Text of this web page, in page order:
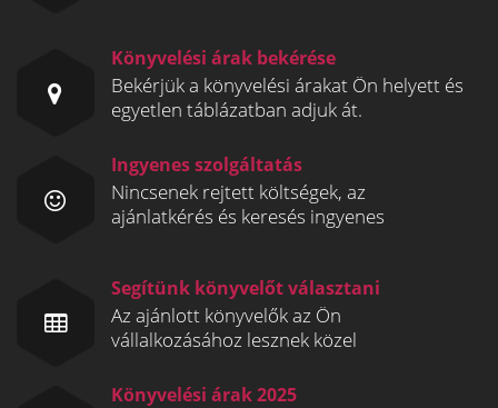
Könyvelési árak bekérése
Bekérjük a könyvelési árakat Ön helyett és
egyetlen táblázatban adjuk át.
Ingyenes szolgáltatás
Nincsenek rejtett költségek, az
ajánlatkérés és keresés ingyenes
Segítünk könyvelőt választani
Az ajánlott könyvelők az Ön
vállalkozásához lesznek közel
Könyvelési árak 2025